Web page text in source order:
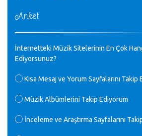
♪
30 yıl sonra karşılaşmak çok güzel
M.Semih Baylan - 08.01.2023
♪
Değerli Müfit hocama en içten sevgi
yaptım.1994 yılında derginin bu
görülmüştüm evde yıllar sonra plaketi
de verdiği ödülü değerli hocam arşivinde
Anket
İnternetteki Müzik Sitelerinin En Çok
Ediyorsunuz?
Kısa Mesaj ve Yorum Sayfalarını Takip
Müzik Albümlerini Takip Ediyorum
İnceleme ve Araştırma Sayfalarını